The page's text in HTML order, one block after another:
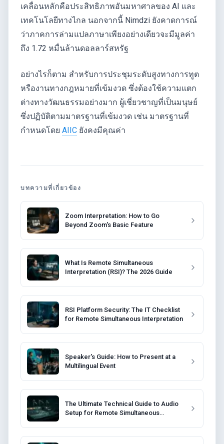
เคลื่อนหลักคือประสิทธิภาพอันมหาศาลของ AI และ
เทคโนโลยีทางไกล นอกจากนี้ Nimdzi ยังคาดการณ์
ว่าภาคการล่ามแปลภาษาเพียงอย่างเดียวจะมีมูลค่า
ถึง 1.72 หมื่นล้านดอลลาร์สหรัฐ
อย่างไรก็ตาม สำหรับการประชุมระดับสูงทางการทูต
หรืองานทางกฎหมายที่เข้มงวด ซึ่งต้องใช้ความแตก
ต่างทางวัฒนธรรมอย่างมาก ผู้เชี่ยวชาญที่เป็นมนุษย์
ซึ่งปฏิบัติตามมาตรฐานที่เข้มงวด เช่น มาตรฐานที่
กำหนดโดย AIIC ยังคงมีคุณค่า
บทความที่เกี่ยวข้อง
Zoom Interpretation: How to Go
Beyond Zoom's Basic Feature
What Is Remote Simultaneous
Interpretation (RSI)? The 2026 Guide
RSI Platform Security: The IT Checklist
for Remote Simultaneous Interpretation
Speaker's Guide: How to Present at a
Multilingual Event
The Ultimate Technical Guide to Audio
Setup for Remote Simultaneous